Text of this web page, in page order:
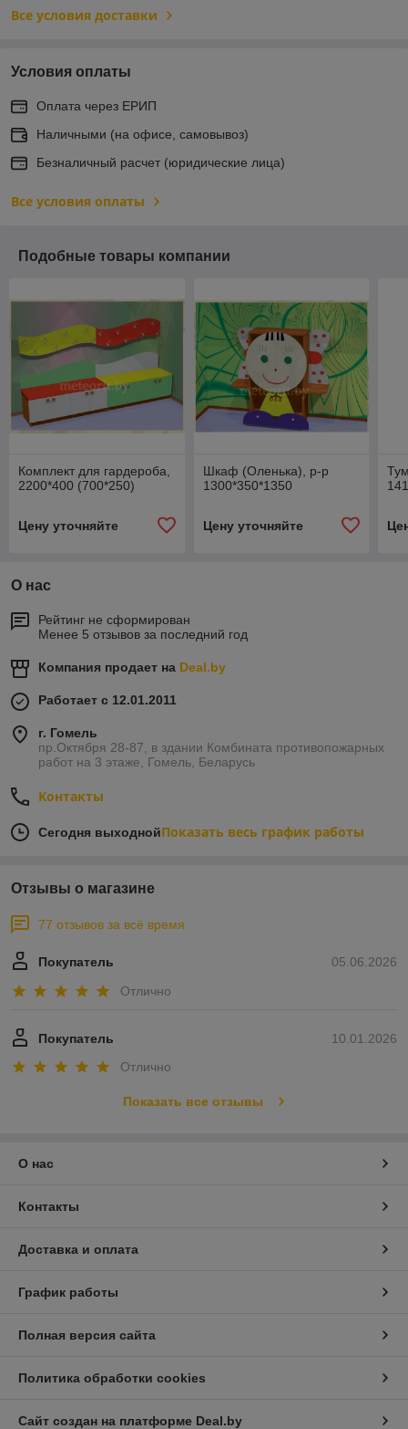
Все условия доставки
Условия оплаты
Оплата через ЕРИП
Наличными (на офисе, самовывоз)
Безналичный расчет (юридические лица)
Все условия оплаты
Подобные товары компании
Комплект для гардероба,
2200*400 (700*250)
Цену уточняйте
Шкаф (Оленька), р-р
1300*350*1350
Цену уточняйте
О нас
Рейтинг не сформирован
Менее 5 отзывов за последний год
Компания продает на Deal.by
Работает с 12.01.2011
г. Гомель
пр.Октября 28-87, в здании Комбината противопожарных
работ на 3 этаже, Гомель, Беларусь
Контакты
Сегодня выходнойПоказать весь график работы
Отзывы о магазине
77 отзывов за всё время
05.06.2026
Покупатель
Отлично
10.01.2026
Покупатель
Отлично
Показать все отзывы
О нас
Контакты
Доставка и оплата
График работы
Полная версия сайта
Политика обработки cookies
Сайт создан на платформе Deal.by